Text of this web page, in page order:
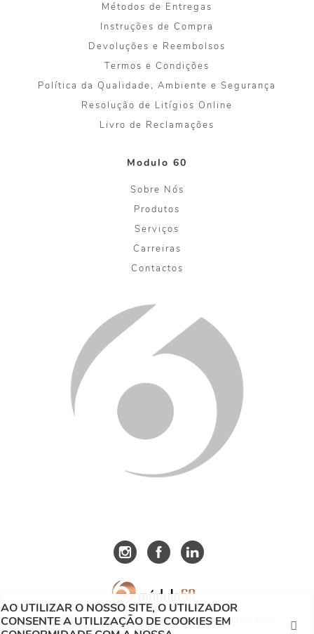
Métodos de Entregas
Instruções de Compra
Devoluções e Reembolsos
Termos e Condições
Política da Qualidade, Ambiente e Segurança
Resolução de Litígios Online
Livro de Reclamações
Modulo 60
Sobre Nós
Produtos
Serviços
Carreiras
Contactos
| © 2021 Modulo 60. Todos os direitos reservados
AO UTILIZAR O NOSSO SITE, O UTILIZADOR
CONSENTE A UTILIZAÇÃO DE COOKIES EM